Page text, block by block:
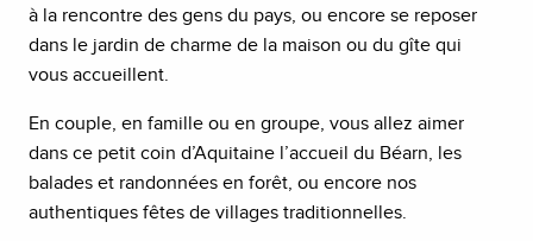
à la rencontre des gens du pays, ou encore se reposer
dans le jardin de charme de la maison ou du gîte qui
vous accueillent.
En couple, en famille ou en groupe, vous allez aimer
dans ce petit coin d’Aquitaine l’accueil du Béarn, les
balades et randonnées en forêt, ou encore nos
authentiques fêtes de villages traditionnelles.